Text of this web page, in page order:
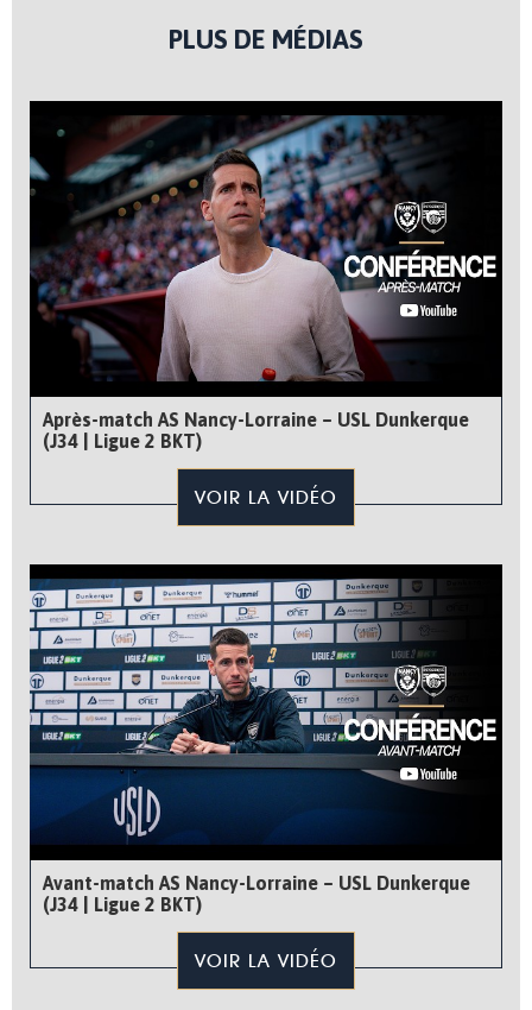
PLUS DE MÉDIAS
Après-match AS Nancy-Lorraine – USL Dunkerque
(J34 | Ligue 2 BKT)
VOIR LA VIDÉO
Avant-match AS Nancy-Lorraine – USL Dunkerque
(J34 | Ligue 2 BKT)
VOIR LA VIDÉO